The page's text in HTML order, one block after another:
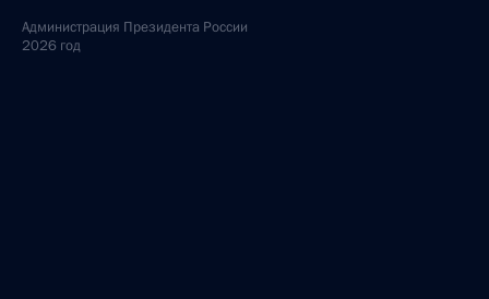
Администрация Президента России
2026 год